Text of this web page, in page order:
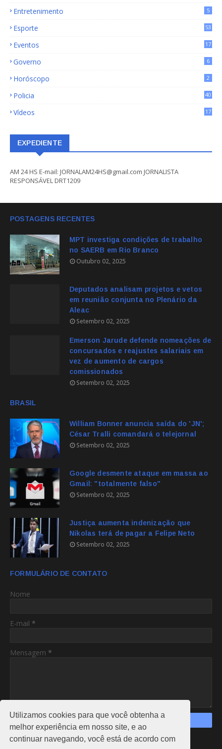
Utilizamos cookies para que você obtenha a
melhor experiência em nosso site, e ao
continuar navegando, você está de acordo com
Entretenimento 5
Esporte 53
Eventos 17
Governo 6
Horóscopo 2
Policia 40
Vídeos 17
EXPEDIENTE
AM 24 HS E-mail: JORNALAM24HS@gmail.com JORNALISTA
RESPONSÁVEL DRT1209
POSTAGENS RECENTES
MPT investiga condições de trabalho
no SAERB em Rio Branco
Outubro 02, 2025
Deputados analisam projetos e vetos
em reunião conjunta no Plenário da
Aleac
Setembro 02, 2025
Emerson Jarude defende nomeações de
concursados e reajustes salariais em
vez de aumento de cargos
comissionados
Setembro 02, 2025
BRASIL
William Bonner anuncia saída do 'JN';
César Tralli comandará o telejornal
Setembro 02, 2025
Google desmente ataque em massa ao
Gmail: "totalmente falso"
Setembro 02, 2025
Justiça aumenta indenização que
Nikolas terá de pagar a Felipe Neto
Setembro 02, 2025
FORMULÁRIO DE CONTATO
Nome
E-mail *
Mensagem *
https://www.am24hs.com/